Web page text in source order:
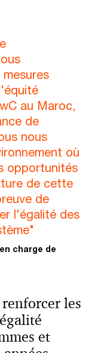
au Maroc,
de
nous
où
opportunités
de cette
de
l'égalité des
charge de
les
et